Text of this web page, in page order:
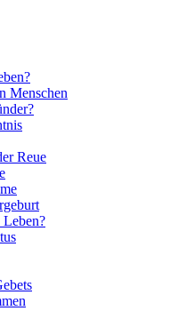
Menschen
Reue